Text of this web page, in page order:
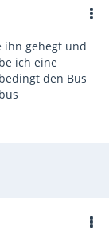
ihn gehegt und
ich eine
den Bus